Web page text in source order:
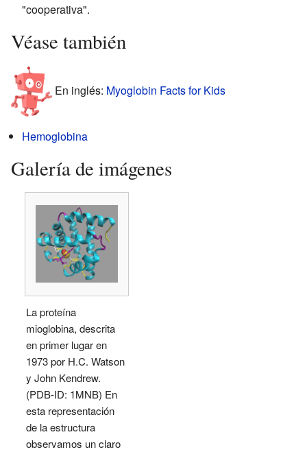
"cooperativa".
Véase también
En inglés: Myoglobin Facts for Kids
Hemoglobina
Galería de imágenes
La proteína
mioglobina, descrita
en primer lugar en
1973 por H.C. Watson
y John Kendrew.
(PDB-ID: 1MNB) En
esta representación
de la estructura
observamos un claro